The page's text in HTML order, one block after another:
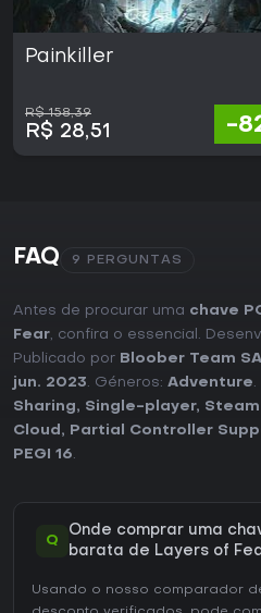
Painkiller
R$ 158,39
R$ 28,51 -
FAQ 9 PERGUNTAS
Antes de procurar uma chave
Fear, confira o essencial.
Publicado por Bloober Team SA
jun. 2023. Géneros: Adventure.
Sharing, Single-player,
Cloud , Partial Controller
PEGI 16.
Q
Onde comprar uma
barata de Layers of
Usando o nosso comparador